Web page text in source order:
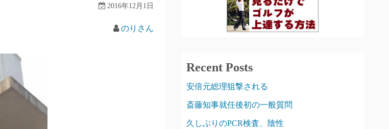
2016年12月1日
のりさん
Recent Posts
安倍元総理狙撃される
斎藤知事就任後初の一般質問
久しぶりのPCR検査、陰性